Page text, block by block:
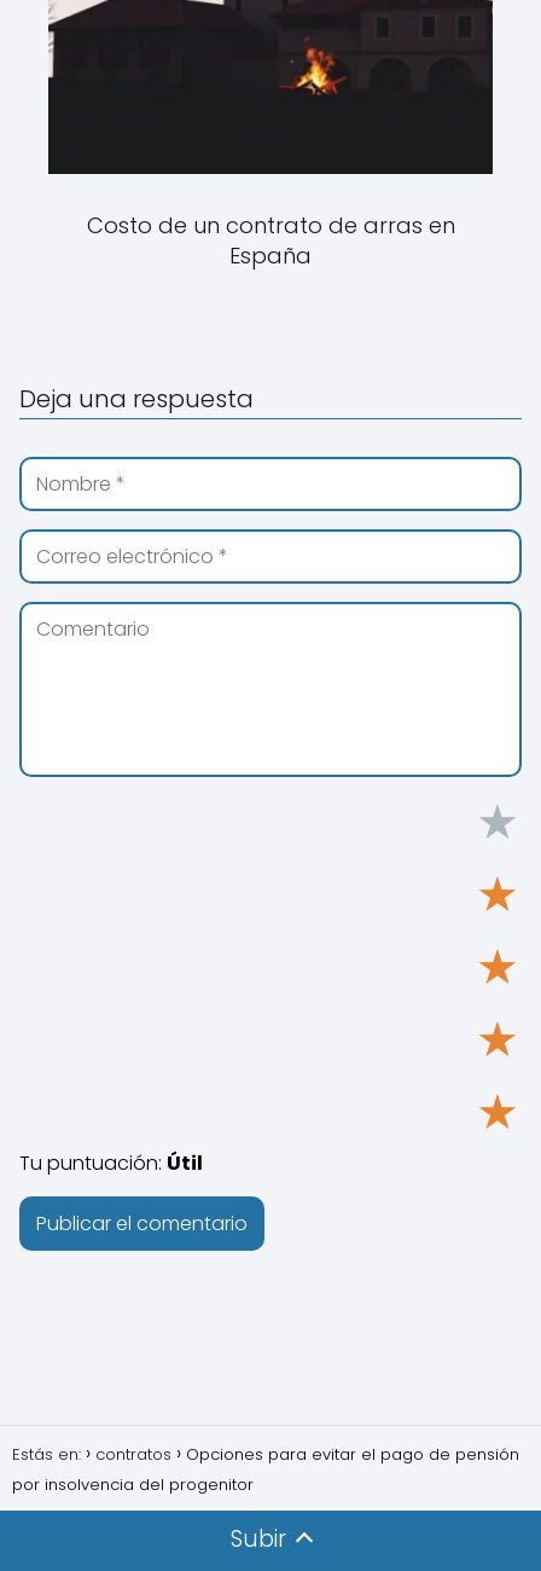
Costo de un contrato de arras en
España
Deja una respuesta
★
★
★
★
★
Tu puntuación: Útil
Estás en: contratos
Opciones para evitar el pago de pensión
por insolvencia del progenitor
Subir